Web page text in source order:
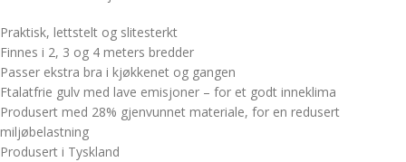
Praktisk, lettstelt og slitesterkt
Finnes i 2, 3 og 4 meters bredder
Passer ekstra bra i kjøkkenet og gangen
Ftalatfrie gulv med lave emisjoner – for et godt inneklima
Produsert med 28% gjenvunnet materiale, for en redusert
miljøbelastning
Produsert i Tyskland